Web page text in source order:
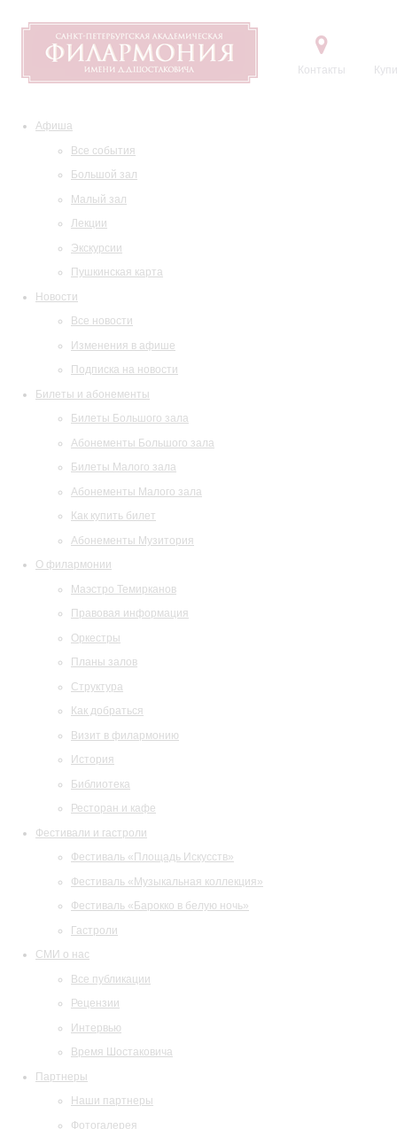
Контакты
Афиша
Все события
Большой зал
Малый зал
Лекции
Экскурсии
Пушкинская карта
Новости
Все новости
Изменения в афише
Подписка на новости
Билеты и абонементы
Билеты Большого зала
Абонементы Большого зала
Билеты Малого зала
Абонементы Малого зала
Как купить билет
Абонементы Музитория
О филармонии
Маэстро Темирканов
Правовая информация
Оркестры
Планы залов
Структура
Как добраться
Визит в филармонию
История
Библиотека
Ресторан и кафе
Фестивали и гастроли
Фестиваль «Площадь Искусств»
Фестиваль «Музыкальная коллекция»
Фестиваль «Барокко в белую ночь»
Гастроли
СМИ о нас
Все публикации
Рецензии
Интервью
Время Шостаковича
Партнеры
Наши партнеры
Фотогалерея